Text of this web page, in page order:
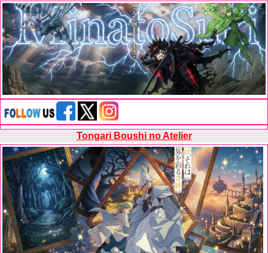
Tongari Boushi no Atelier